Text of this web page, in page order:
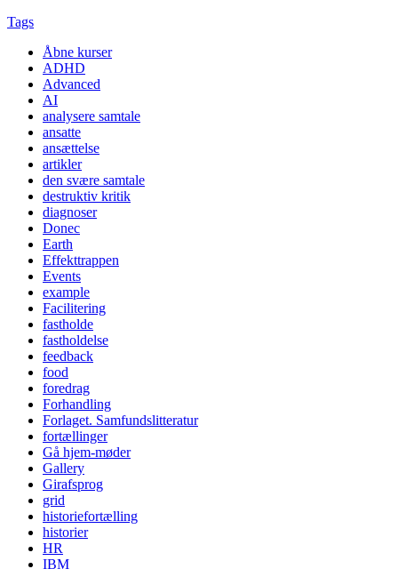
Tags
Åbne kurser
ADHD
Advanced
AI
analysere samtale
ansatte
ansættelse
artikler
den svære samtale
destruktiv kritik
diagnoser
Donec
Earth
Effekttrappen
Events
example
Facilitering
fastholde
fastholdelse
feedback
food
foredrag
Forhandling
Forlaget. Samfundslitteratur
fortællinger
Gå hjem-møder
Gallery
Girafsprog
grid
historiefortælling
historier
HR
IBM